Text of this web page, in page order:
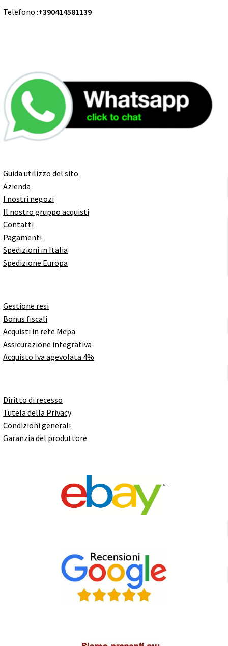
Telefono :+390414581139
Guida utilizzo del sito
Azienda
I nostri negozi
Il nostro gruppo acquisti
Contatti
Pagamenti
Spedizioni in Italia
Spedizione Europa
Gestione resi
Bonus fiscali
Acquisti in rete Mepa
Assicurazione integrativa
Acquisto Iva agevolata 4%
Diritto di recesso
Tutela della Privacy
Condizioni generali
Garanzia del produttore